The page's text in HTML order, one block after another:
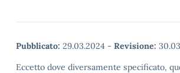
Pubblicato: 29.03.2024 - Revisione:
Eccetto dove diversamente specificato,